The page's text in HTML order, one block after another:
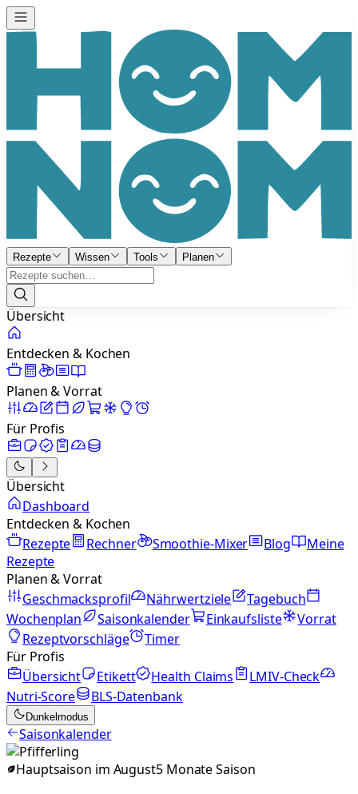
Rezepte Wissen Tools Planen
Übersicht
Entdecken & Kochen
Planen & Vorrat
Für Profis
Übersicht
Dashboard
Entdecken & Kochen
Rezepte
Rechner Smoothie-Mixer Blog
Meine
Rezepte
Planen & Vorrat
Geschmacksprofil
Nährwertziele
Tagebuch
Wochenplan
Saisonkalender Einkaufsliste
Vorrat
Rezeptvorschläge
Timer
Für Profis
Übersicht
Etikett Health Claims
LMIV-Check
Nutri-Score
BLS-Datenbank
Dunkelmodus
Saisonkalender
Hauptsaison im August5 MonateSaison